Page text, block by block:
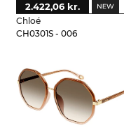
Chloé
CH0301S - 006
2.422,06 kr.